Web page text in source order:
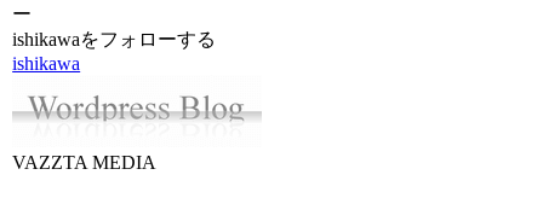
ー
ishikawaをフォローする
ishikawa
VAZZTA MEDIA